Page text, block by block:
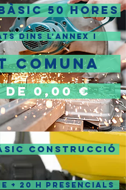
50 HORES
DE 0,00 €
COMUNA
DINS L'ANNEX I
CONSTRUCCIÓ
+ 20 H PRESENCIALS